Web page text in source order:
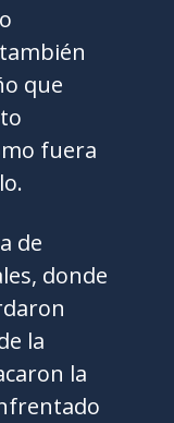
que
fuera
de
donde
la
la